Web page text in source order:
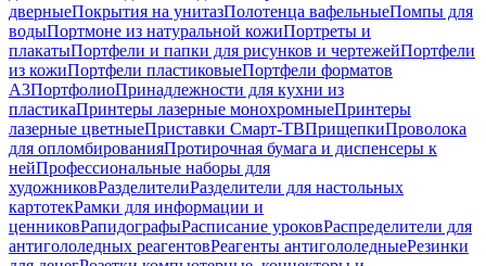
дверныеПокрытия на унитазПолотенца вафельныеПомпы для
водыПортмоне из натуральной кожиПортреты и
плакатыПортфели и папки для рисунков и чертежейПортфели
из кожиПортфели пластиковыеПортфели форматов
А3ПортфолиоПринадлежности для кухни из
пластикаПринтеры лазерные монохромныеПринтеры
лазерные цветныеПриставки Смарт-ТВПрищепкиПроволока
для опломбированияПротирочная бумага и диспенсеры к
нейПрофессиональные наборы для
художниковРазделителиРазделители для настольных
картотекРамки для информации и
ценниковРапидографыРасписание уроковРаспределители для
антигололедных реагентовРеагенты антигололедныеРезинки